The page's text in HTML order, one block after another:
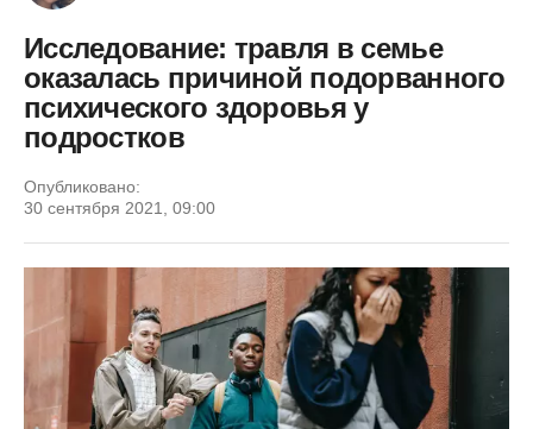
Исследование: травля в семье
оказалась причиной подорванного
психического здоровья у
подростков
Опубликовано:
30 сентября 2021, 09:00